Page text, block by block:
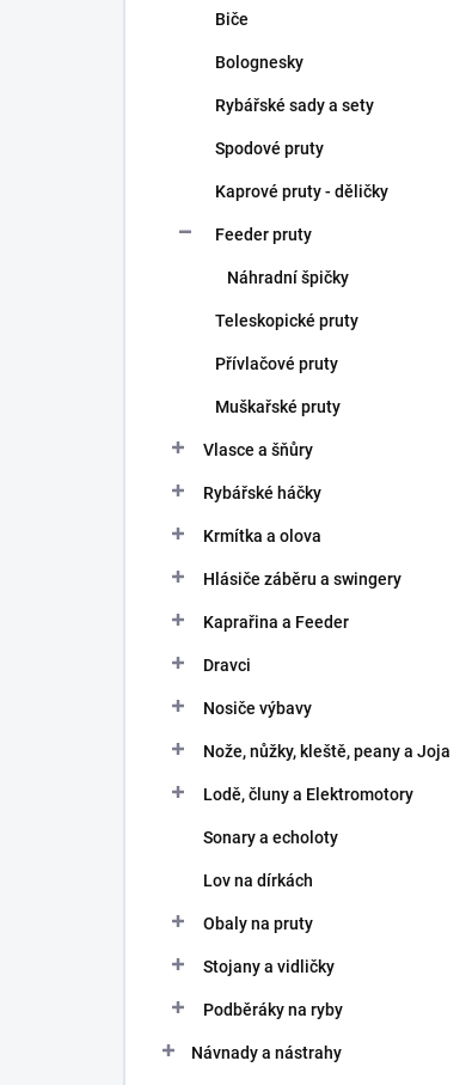
Biče
Bolognesky
Rybářské sady a sety
Spodové pruty
Kaprové pruty - děličky
Feeder pruty
Náhradní špičky
Teleskopické pruty
Přívlačové pruty
Muškařské pruty
Vlasce a šňůry
Rybářské háčky
Krmítka a olova
Hlásiče záběru a swingery
Kaprařina a Feeder
Dravci
Nosiče výbavy
Nože, nůžky, kleště, peany a Joja
Lodě, čluny a Elektromotory
Sonary a echoloty
Lov na dírkách
Obaly na pruty
Stojany a vidličky
Podběráky na ryby
Návnady a nástrahy